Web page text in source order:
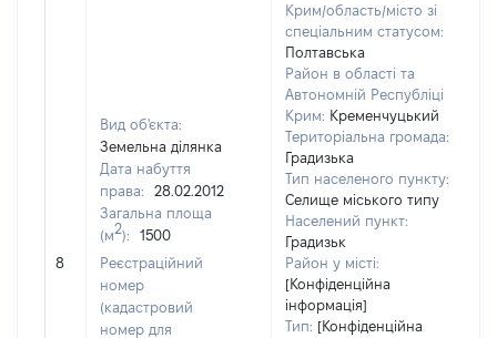
8
Вид об'єкта:
Земельна ділянка
Дата набуття
права:
28.02.2012
Загальна площа
(м2):
1500
Реєстраційний
номер
(кадастровий
номер для
Крим/область/місто зі
спеціальним статусом:
Полтавська
Район в області та
Автономній Республіці
Крим: Кременчуцький
Територіальна громада:
Градизька
Тип населеного пункту:
Селище міського типу
Населений пункт:
Градизьк
Район у місті:
[Конфіденційна
інформація]
Тип: [Конфіденційна